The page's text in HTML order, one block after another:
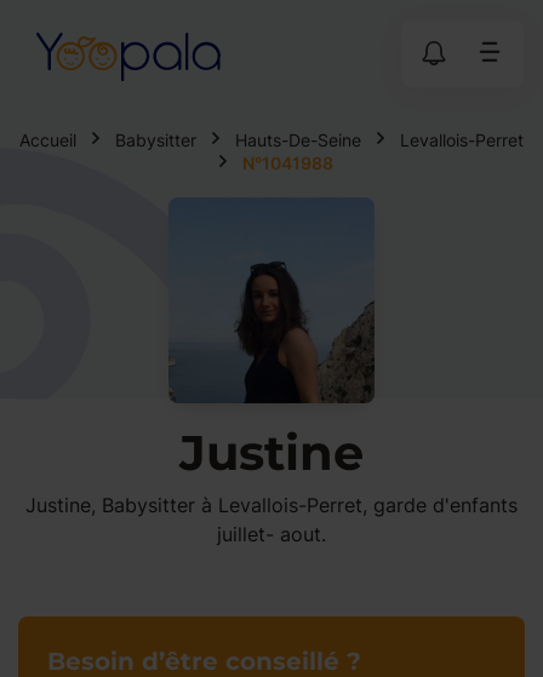
Accueil Babysitter Hauts-De-Seine
Levallois-Perret
N°1041988
Justine
Justine, Babysitter à Levallois-Perret, garde d'enfants
juillet- aout.
Besoin d’être conseillé ?